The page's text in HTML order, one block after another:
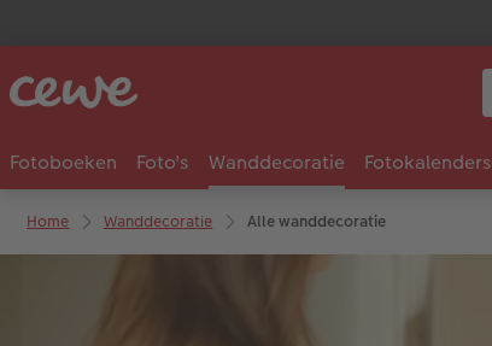
Fotoboeken Foto's Wanddecoratie Fotokalenders
Home Wanddecoratie Alle wanddecoratie